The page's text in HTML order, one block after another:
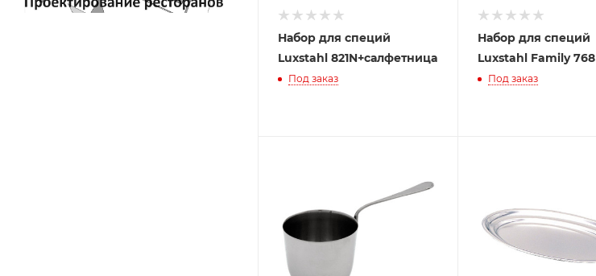
Набор для специй
Luxstahl 821N+салфетница
Под заказ
Набор для специй
Luxstahl Family 768
Под заказ